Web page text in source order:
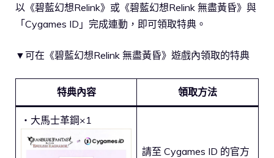
以《碧藍幻想Relink》或《碧藍幻想Relink 無盡黃昏》與
「Cygames ID」完成連動，即可領取特典。
▼可在《碧藍幻想Relink 無盡黃昏》遊戲內領取的特典
特典內容 領取方法
・大馬士革鋼×1
請至 Cygames ID 的官方